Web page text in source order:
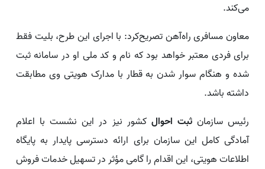
می‌کند.
معاون مسافری راه‌آهن تصریح‌کرد: با اجرای این طرح، بلیت فقط
برای فردی معتبر خواهد بود که نام و کد ملی او در سامانه ثبت
شده و هنگام سوار شدن به قطار با مدارک هویتی وی مطابقت
داشته باشد.
رئیس سازمان ثبت احوالکشور نیز در این نشست با اعلام
آمادگی کامل این سازمان برای ارائه دسترسی پایدار به پایگاه
اطلاعات هویتی، این اقدام را گامی مؤثر در تسهیل خدمات فروش